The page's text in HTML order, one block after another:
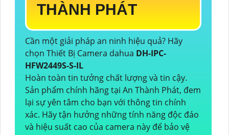
THÀNH PHÁT
Cần một giải pháp an ninh hiệu quả? Hãy
chọn Thiết Bị Camera dahua DH-IPC-
HFW2449S-S-IL
Hoàn toàn tin tưởng chất lượng và tin cậy.
Sản phẩm chính hãng tại An Thành Phát, đem
lại sự yên tâm cho bạn với thông tin chính
xác. Hãy tận hưởng những tính năng độc đáo
và hiệu suất cao của camera này để bảo vệ